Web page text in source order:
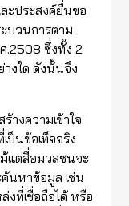
ะประสงค์ยื่นขอ
บวนการตาม
.2508 ซึ่งทั้ง 2
างใด ดังนั้นจึง
างความเข้าใจ
ป็นข้อเท็จจริง
ม้แต่สื่อมวลชนจะ
ค้นหาข้อมูล เช่น
งที่เชื่อถือได้ หรือ